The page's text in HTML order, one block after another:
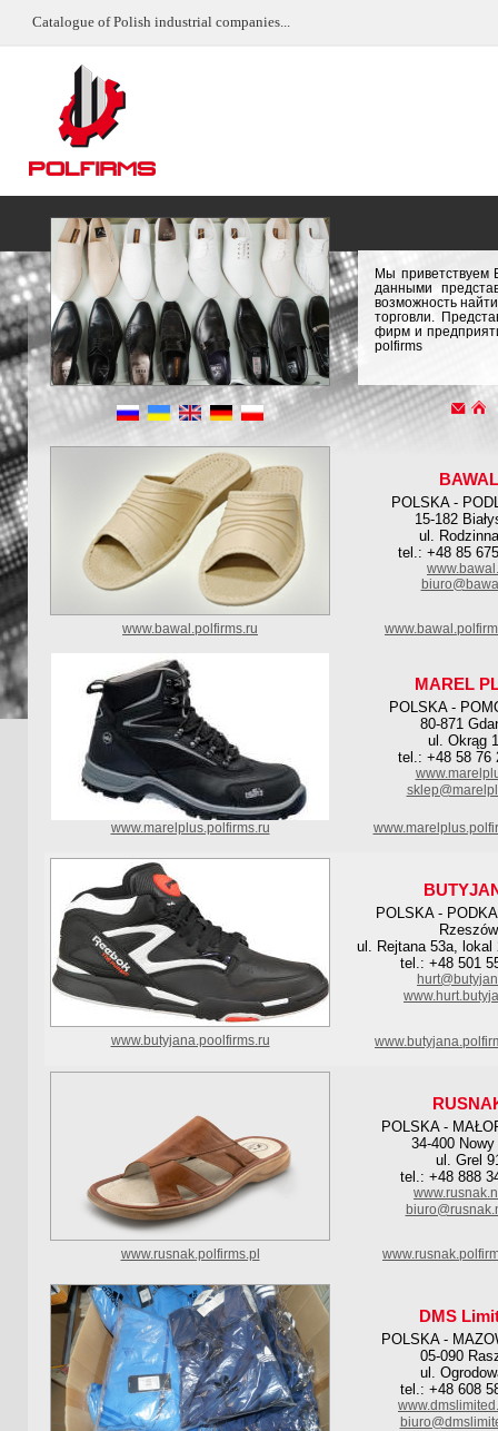
Catalogue of Polish industrial companies...
Мы приветствуем
данными
возможность
торговли.
фирм и
polfirms
BAWAL
POLSKA -
15-182
ul.
tel.: +48 85
www.bawal.polfirms.ru
MAREL
POLSKA -
80-871
ul. Okrąg
tel.: +48 58 76
www.marelplus.polfirms.ru
POLSKA -
Rzeszów
ul. Rejtana 53a, lokal
tel.: +48 501
www.butyjana.poolfirms.ru
POLSKA -
34-400 Nowy
ul. Grel
tel.: +48 888
www.rusnak.polfirms.pl
DMS
POLSKA -
05-090
ul.
tel.: +48 608